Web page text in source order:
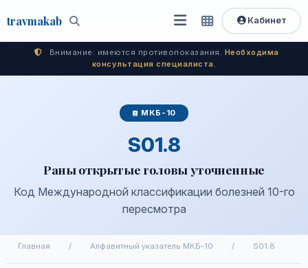
travmakab Поиск
Открыть
меню
Быстрый
доступ
Кабинет
Внимание: имеются противопоказания. Необходима
консультация специалиста.
МКБ-10
S01.8
Раны открытые головы уточненные
Код Международной классификации болезней 10-го
пересмотра
Главная / Алфавитный указатель МКБ-10 / S01.8